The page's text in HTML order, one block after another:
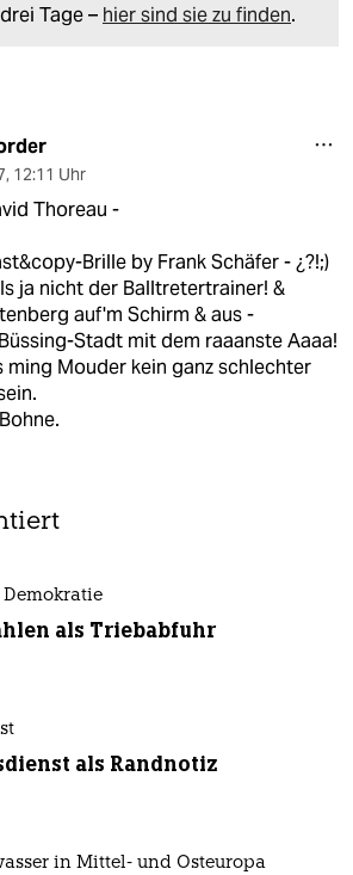
Tage – hier sind sie zu finden.
, 12:11 Uhr
Thoreau -
Brille by Frank Schäfer - ¿?!;)
ja nicht der Balltretertrainer! &
auf'm Schirm & aus -
Stadt mit dem raaanste Aaaa!
ming Mouder kein ganz schlechter
als Triebabfuhr
als Randnotiz
in Mittel- und Osteuropa